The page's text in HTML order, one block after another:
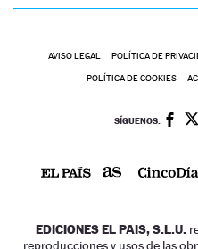
AVISO LEGAL POLÍTICA DE
POLÍTICA DE COOKIES
SÍGUENOS:
EDICIONES EL PAIS, S.L.U.
reproducciones y usos de las